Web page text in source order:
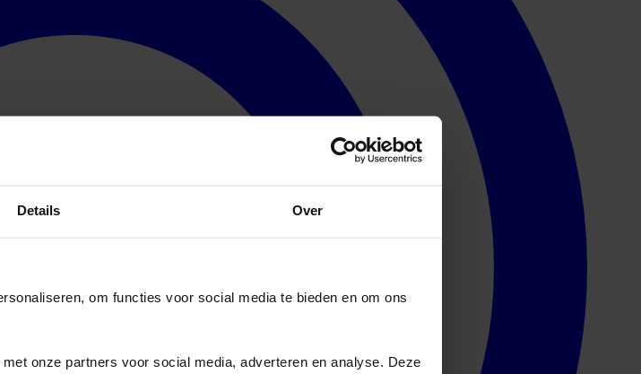
Details Over
om functies voor social media te bieden en om ons
onze partners voor social media, adverteren en analyse. Deze